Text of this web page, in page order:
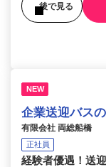
後で見る
NEW
企業送迎バス
有限会社 両総船橋
正社員
経験者優遇！送